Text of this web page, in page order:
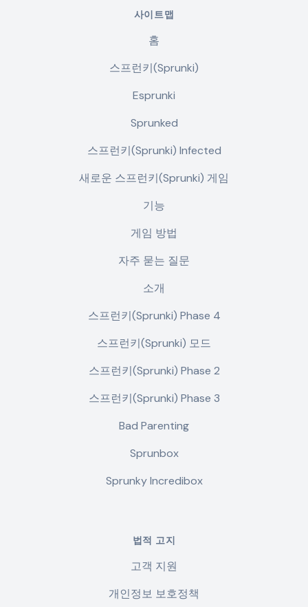
사이트맵
홈
스프런키(Sprunki)
Esprunki
Sprunked
스프런키(Sprunki) Infected
새로운 스프런키(Sprunki) 게임
기능
게임 방법
자주 묻는 질문
소개
스프런키(Sprunki) Phase 4
스프런키(Sprunki) 모드
스프런키(Sprunki) Phase 2
스프런키(Sprunki) Phase 3
Bad Parenting
Sprunbox
Sprunky Incredibox
법적 고지
고객 지원
개인정보 보호정책